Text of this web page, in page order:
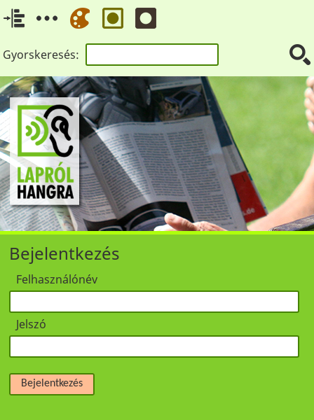
Gyorskeresés:
Bejelentkezés
Felhasználónév
Jelszó
Bejelentkezés